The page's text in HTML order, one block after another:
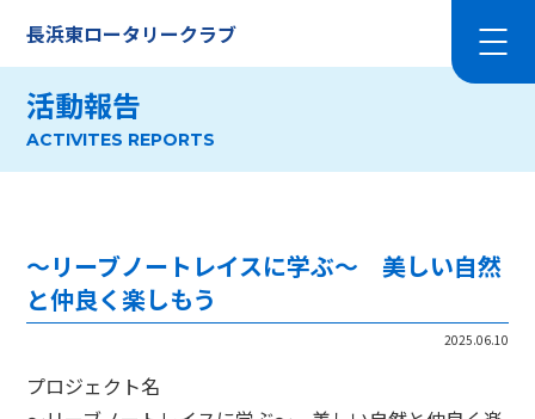
長浜東ロータリークラブ
活動報告
ACTIVITES REPORTS
～リーブノートレイスに学ぶ～ 美しい自然
と仲良く楽しもう
2025.06.10
プロジェクト名